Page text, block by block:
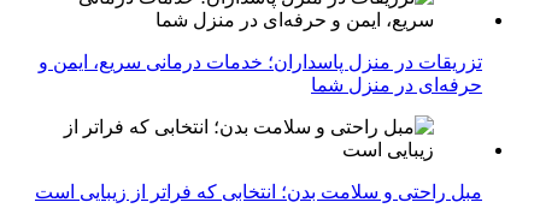
تزریقات در منزل پاسداران؛ خدمات درمانی سریع، ایمن و
حرفه‌ای در منزل شما
مبل راحتی و سلامت بدن؛ انتخابی که فراتر از زیبایی است